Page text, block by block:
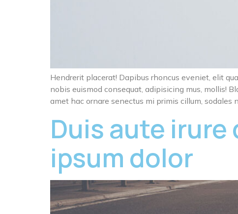
Hendrerit placerat! Dapibus rhoncus eveniet, elit
nobis euismod consequat, adipisicing mus, mollis!
amet hac ornare senectus mi primis cillum,
Duis aute
ipsum dolor